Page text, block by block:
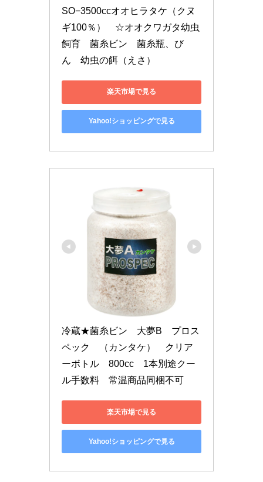
SO−3500ccオオヒラタケ（クヌ
ギ100％）　☆オオクワガタ幼虫
飼育　菌糸ビン　菌糸瓶、び
ん　幼虫の餌（えさ）
楽天市場で見る
Yahoo!ショッピングで見る
冷蔵★菌糸ビン　大夢B　プロス
ペック　（カンタケ）　クリア
ーボトル　800cc　1本別途クー
ル手数料　常温商品同梱不可
楽天市場で見る
Yahoo!ショッピングで見る